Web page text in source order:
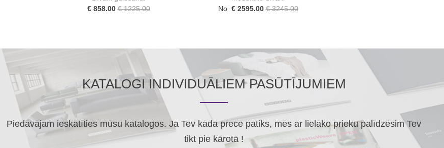
€ 858.00 € 1225.00
No € 2595.00 € 3245.00
KATALOGI INDIVIDUĀLIEM PASŪTĪJUMIEM
Piedāvājam ieskatīties mūsu katalogos. Ja Tev kāda prece patiks, mēs ar lielāko prieku palīdzēsim Tev
tikt pie kārotā !